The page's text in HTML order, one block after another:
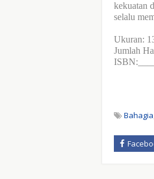
kekuatan
selalu
Ukuran:
Jumlah
ISBN:____
Bahagia